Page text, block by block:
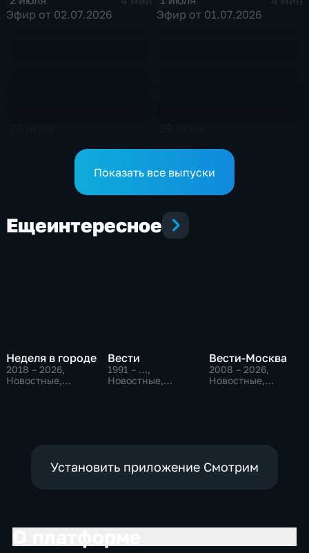
Эфир от 02.07.2026
Эфир от 01.07.2026
Показать все выпуски
Ещеинтересное
Неделя в городе
2018 – 2026,
Новостные,
Вести
1991 – …,
Новостные,
Вести-Москва
2008 – 2026,
Новостные,
Установить приложение Смотрим